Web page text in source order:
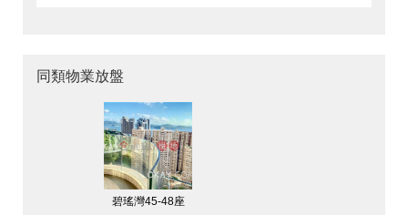
同類物業放盤
碧瑤灣45-48座